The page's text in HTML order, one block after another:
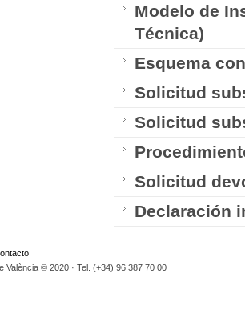
Modelo de
Técnica)
Esquema
Solicitud
Solicitud
Solicitud
Declaración
València © 2020 · Tel. (+34) 96 387 70 00